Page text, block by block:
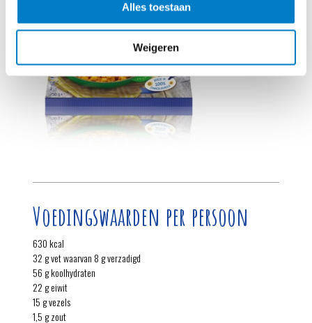
Alles toestaan
Weigeren
Voedingswaarden per persoon
630 kcal
32 g vet waarvan 8 g verzadigd
56 g koolhydraten
22 g eiwit
15 g vezels
1,5 g zout